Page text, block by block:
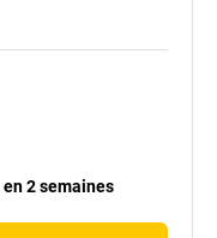
en 2 semaines